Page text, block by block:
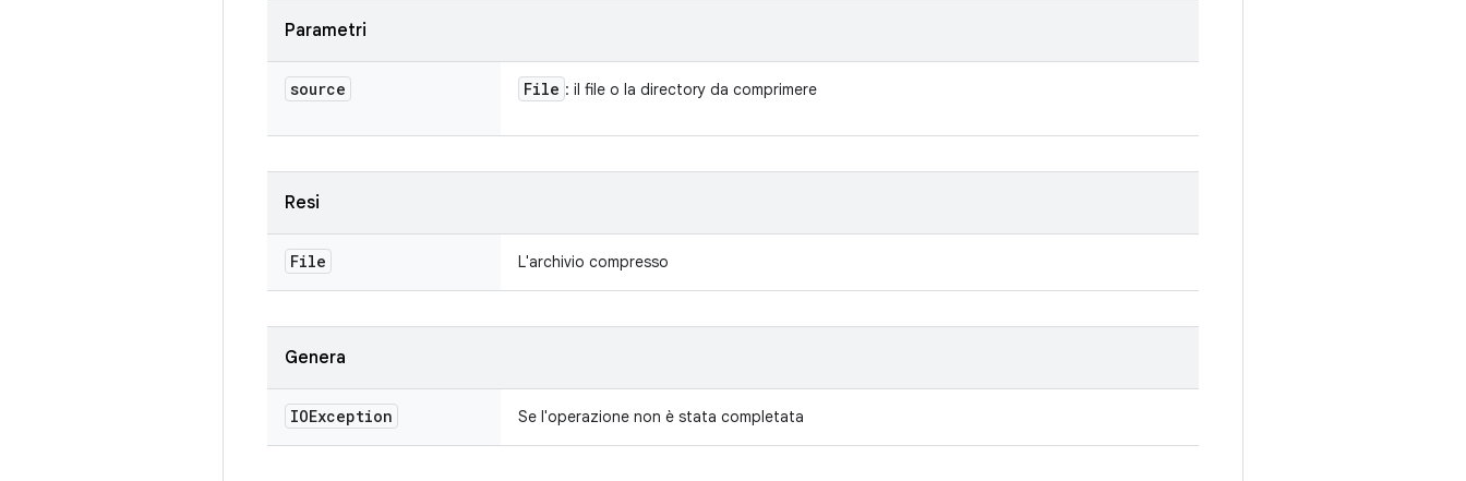
Parametri
source File : il file o la directory da comprimere
Resi
File L'archivio compresso
Genera
IOException Se l'operazione non è stata completata